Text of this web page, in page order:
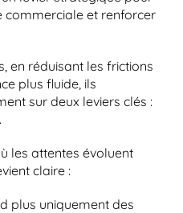
et renforcer
en réduisant les frictions
plus fluide, ils
sur deux leviers clés :
les attentes évoluent
claire :
plus uniquement des